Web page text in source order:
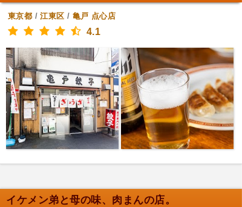
東京都 /江東区 / 亀戸 点心店
4.1
イケメン弟と母の味、肉まんの店。